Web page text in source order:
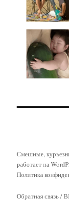
Смешные,
работает на
Политика
Обратная связь/